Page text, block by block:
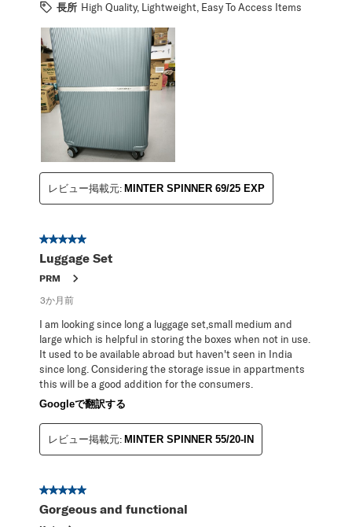
長所 High Quality, Lightweight, Easy To Access Items
レビュー掲載元: MINTER SPINNER 69/25 EXP
星5／5個です。
Luggage Set
PRM
3か月前
I am looking since long a luggage set,small medium and
large which is helpful in storing the boxes when not in use.
It used to be available abroad but haven't seen in India
since long. Considering the storage issue in appartments
this will be a good addition for the consumers.
Googleで翻訳する
レビュー掲載元: MINTER SPINNER 55/20-IN
星5／5個です。
Gorgeous and functional